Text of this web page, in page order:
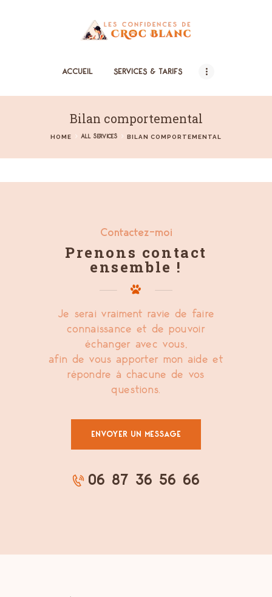
ACCUEIL SERVICES & TARIFS
Bilan comportemental
HOME ALL SERVICES BILAN COMPORTEMENTAL
SERVICES & TARIFS
QUI SUIS-JE ?
MÉTHODE
TÉMOIGNAGES
BLOG
GALERIE
Contactez-moi
Prenons contact
ensemble !
Je serai vraiment ravie de faire
connaissance et de pouvoir
échanger avec vous,
afin de vous apporter mon aide et
répondre à chacune de vos
questions.
ENVOYER UN MESSAGE
06 87 36 56 66